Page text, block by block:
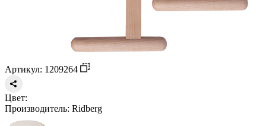
Артикул: 1209264
Цвет:
Производитель: Ridberg